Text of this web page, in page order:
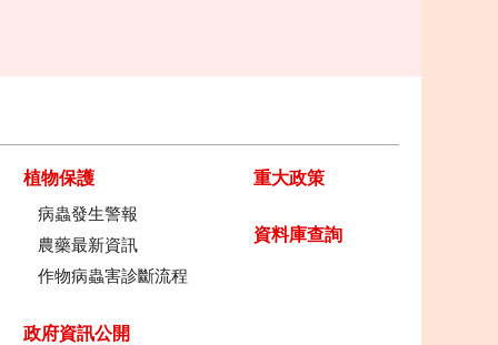
植物保護
病蟲發生警報
農藥最新資訊
作物病蟲害診斷流程
政府資訊公開
重大政策
資料庫查詢